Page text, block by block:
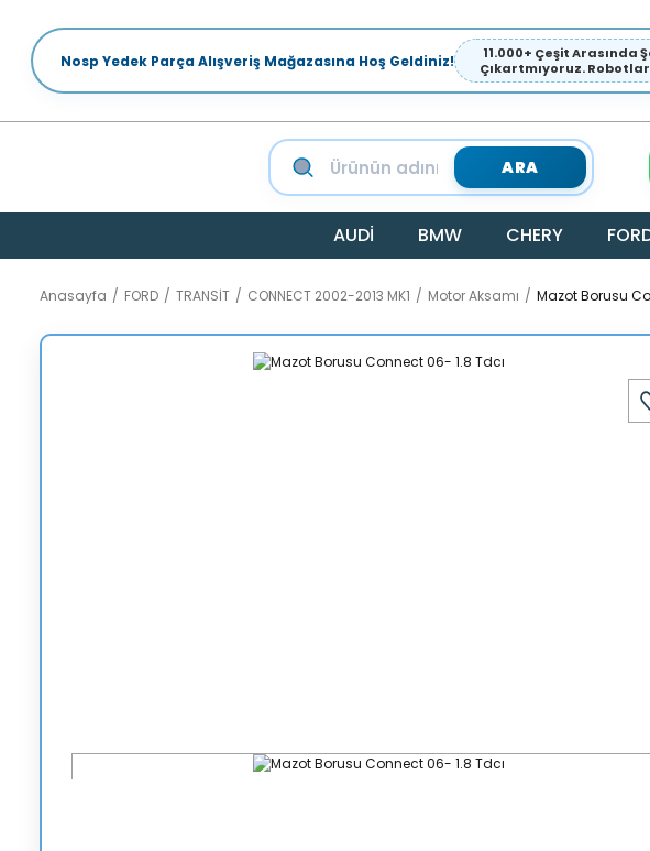
Nosp Yedek Parça Alışveriş Mağazasına Hoş Geldiniz!
11.000+ Çeşit
Çıkartmıyoruz.
ARA
AUDİ BMW CHERY
Anasayfa FORD TRANSİT CONNECT 2002-2013 MK1 Motor Aksamı Mazot Borusu